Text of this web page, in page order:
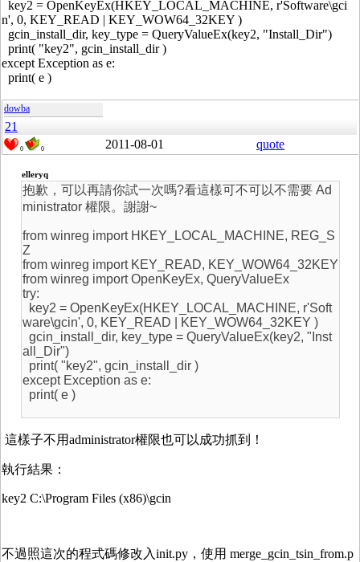
key2 = OpenKeyEx(HKEY_LOCAL_MACHINE, r'Software\gci
n', 0, KEY_READ | KEY_WOW64_32KEY )
gcin_install_dir, key_type = QueryValueEx(key2, "Install_Dir")
print( "key2", gcin_install_dir )
except Exception as e:
print( e )
dowba
21
0 0 2011-08-01 quote
elleryq
抱歉，可以再請你試一次嗎?看這樣可不可以不需要 Ad
ministrator 權限。謝謝~
from winreg import HKEY_LOCAL_MACHINE, REG_S
Z
from winreg import KEY_READ, KEY_WOW64_32KEY
from winreg import OpenKeyEx, QueryValueEx
try:
key2 = OpenKeyEx(HKEY_LOCAL_MACHINE, r'Soft
ware\gcin', 0, KEY_READ | KEY_WOW64_32KEY )
gcin_install_dir, key_type = QueryValueEx(key2, "Inst
all_Dir")
print( "key2", gcin_install_dir )
except Exception as e:
print( e )
這樣子不用administrator權限也可以成功抓到！
執行結果：
key2 C:\Program Files (x86)\gcin
不過照這次的程式碼修改入init.py，使用 merge_gcin_tsin_from.p